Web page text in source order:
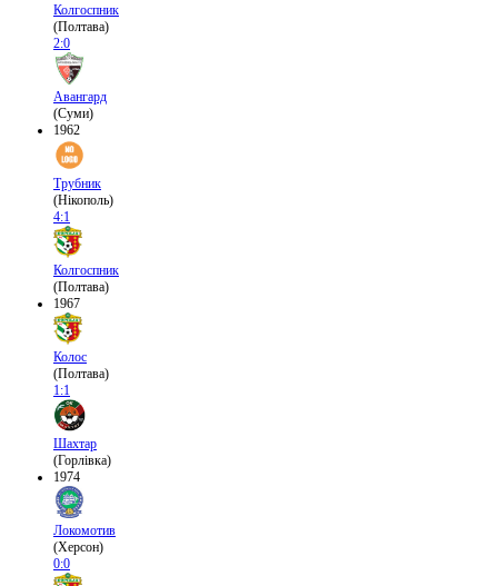
Колгоспник
(Полтава)
2:0
Авангард
(Суми)
1962
Трубник
(Нікополь)
4:1
Колгоспник
(Полтава)
1967
Колос
(Полтава)
1:1
Шахтар
(Горлівка)
1974
Локомотив
(Херсон)
0:0